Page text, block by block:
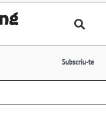
Subscriu-te